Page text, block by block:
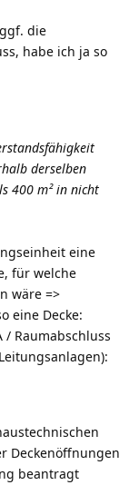
die
habe ich ja so
derselben
400 m² in nicht
eine
für welche
wäre =>
eine Decke:
/ Raumabschluss
Deckenöffnungen
beantragt